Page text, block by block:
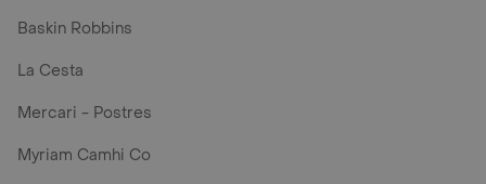
Baskin Robbins
La Cesta
Mercari - Postres
Myriam Camhi Co